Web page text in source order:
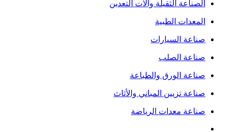
الصناعة الثقيلة وآلات التعدين
المعدات الطبية
صناعة السيارات
صناعة الصلب
صناعة الورق والطباعة
صناعة تزيين المباني والأثاث
صناعة معدات الرياضة